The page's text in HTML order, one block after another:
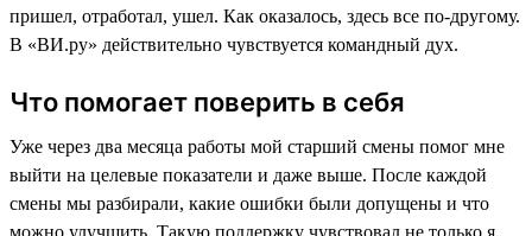
пришел, отработал, ушел. Как оказалось, здесь все по-другому.
В «ВИ.ру» действительно чувствуется командный дух.
Что помогает поверить в себя
Уже через два месяца работы мой старший смены помог мне
выйти на целевые показатели и даже выше. После каждой
смены мы разбирали, какие ошибки были допущены и что